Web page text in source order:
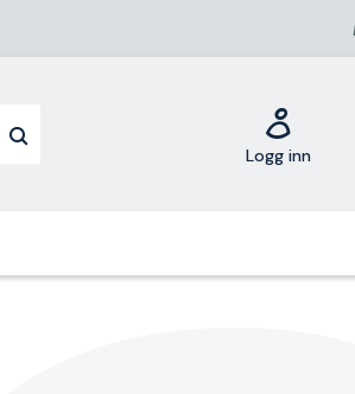
Logg inn